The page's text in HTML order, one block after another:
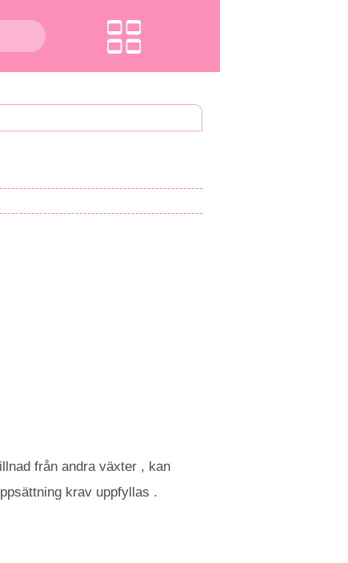
från andra växter , kan
krav uppfyllas .